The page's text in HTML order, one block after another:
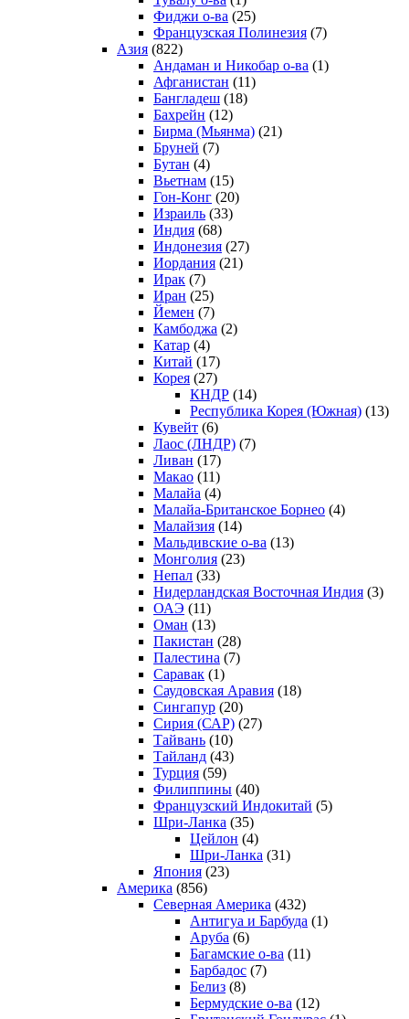
Фиджи о-ва (25)
Французская Полинезия (7)
Азия (822)
Андаман и Никобар о-ва (1)
Афганистан (11)
Бангладеш (18)
Бахрейн (12)
Бирма (Мьянма) (21)
Бруней (7)
Бутан (4)
Вьетнам (15)
Гон-Конг (20)
Израиль (33)
Индия (68)
Индонезия (27)
Иордания (21)
Ирак (7)
Иран (25)
Йемен (7)
Камбоджа (2)
Катар (4)
Китай (17)
Корея (27)
КНДР (14)
Республика Корея (Южная) (13)
Кувейт (6)
Лаос (ЛНДР) (7)
Ливан (17)
Макао (11)
Малайа (4)
Малайа-Британское Борнео (4)
Малайзия (14)
Мальдивские о-ва (13)
Монголия (23)
Непал (33)
Нидерландская Восточная Индия (3)
ОАЭ (11)
Оман (13)
Пакистан (28)
Палестина (7)
Саравак (1)
Саудовская Аравия (18)
Сингапур (20)
Сирия (САР) (27)
Тайвань (10)
Тайланд (43)
Турция (59)
Филиппины (40)
Французский Индокитай (5)
Шри-Ланка (35)
Цейлон (4)
Шри-Ланка (31)
Япония (23)
Америка (856)
Северная Америка (432)
Антигуа и Барбуда (1)
Аруба (6)
Багамские о-ва (11)
Барбадос (7)
Белиз (8)
Бермудские о-ва (12)